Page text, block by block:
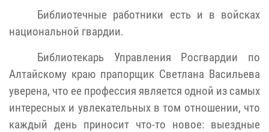
Библиотечные работники есть и в войсках
национальной гвардии.
Библиотекарь Управления Росгвардии по
Алтайскому краю прапорщик Светлана Васильева
уверена, что ее профессия является одной из самых
интересных и увлекательных в том отношении, что
каждый день приносит что-то новое: выездные